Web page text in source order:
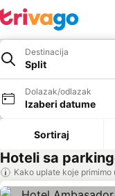
Destinacija
Split
Dolazak/odlazak
Izaberi datume
Sortiraj
Hoteli sa
Kako uplate koje